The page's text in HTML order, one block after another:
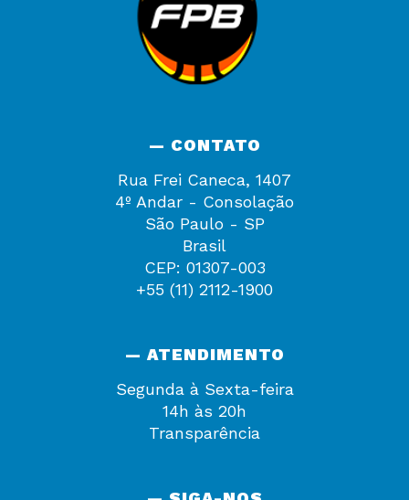
— CONTATO
Rua Frei Caneca, 1407
4º Andar - Consolação
São Paulo - SP
Brasil
CEP: 01307-003
+55 (11) 2112-1900
— ATENDIMENTO
Segunda à Sexta-feira
14h às 20h
Transparência